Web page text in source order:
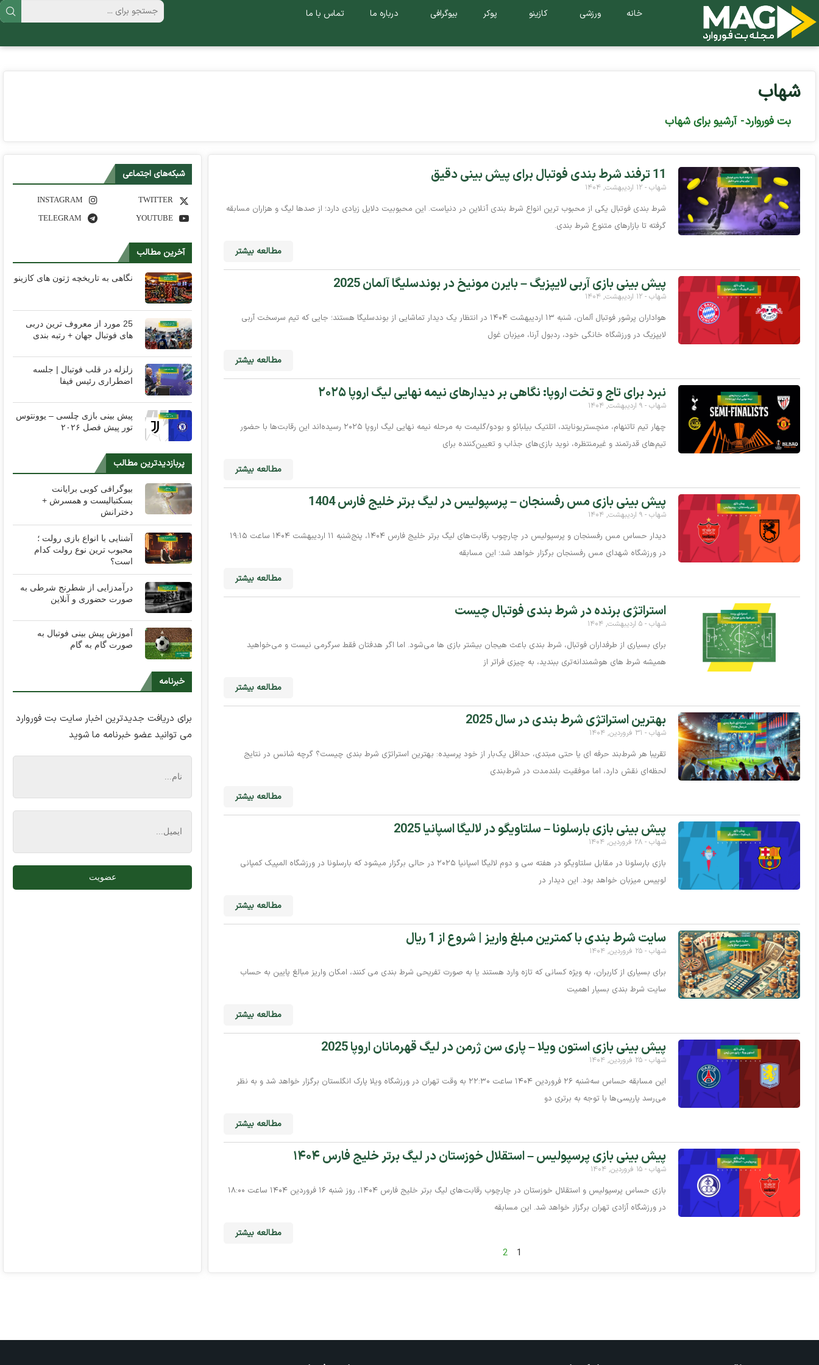
خانه ورزشی کازینو پوکر بیوگرافی درباره ما تماس با ما
شهاب
بت فوروارد- آرشیو برای شهاب
11 ترفند شرط بندی فوتبال برای پیش بینی دقیق
شهاب
شرط بندی فوتبال یکی از محبوب‌ ترین انواع شرط‌ بندی آنلاین در دنیاست. این محبوبیت دلایل زیادی دارد؛ از صدها لیگ و هزاران مسابقه
گرفته تا بازارهای متنوع شرط‌ بندی.
مطالعه بیشتر
پیش بینی بازی آر‌بی لایپزیگ – بایرن مونیخ در بوندسلیگا آلمان 2025
شهاب
هواداران پرشور فوتبال آلمان، شنبه ۱۳ اردیبهشت ۱۴۰۴ در انتظار یک دیدار تماشایی از بوندسلیگا هستند؛ جایی که تیم سرسخت آر‌بی
لایپزیگ در ورزشگاه خانگی خود، ردبول آرنا، میزبان غول
مطالعه بیشتر
نبرد برای تاج و تخت اروپا: نگاهی بر دیدارهای نیمه نهایی لیگ اروپا ۲۰۲۵
شهاب
چهار تیم تاتنهام، منچستریونایتد، اتلتیک بیلبائو و بودو/گلیمت به مرحله نیمه نهایی لیگ اروپا ۲۰۲۵ رسیده‌اند این رقابت‌ها با حضور
تیم‌های قدرتمند و غیرمنتظره، نوید بازی‌های جذاب و تعیین‌کننده برای
مطالعه بیشتر
پیش‌ بینی بازی مس رفسنجان – پرسپولیس در لیگ برتر خلیج فارس 1404
شهاب
دیدار حساس مس رفسنجان و پرسپولیس در چارچوب رقابت‌های لیگ برتر خلیج فارس ۱۴۰۴، پنج‌شنبه ۱۱ اردیبهشت ۱۴۰۴ ساعت ۱۹:۱۵
در ورزشگاه شهدای مس رفسنجان برگزار خواهد شد؛ این مسابقه
مطالعه بیشتر
استراتژی برنده در شرط بندی فوتبال چیست
شهاب
برای بسیاری از طرفداران فوتبال، شرط‌ بندی باعث هیجان بیشتر بازی‌ ها می‌شود. اما اگر هدفتان فقط سرگرمی نیست و می‌خواهید
همیشه شرط‌ های هوشمندانه‌تری ببندید، به چیزی فراتر از
مطالعه بیشتر
بهترین استراتژی شرط بندی در سال 2025
شهاب
تقریبا هر شرط‌بند حرفه‌ ای یا حتی مبتدی، حداقل یک‌بار از خود پرسیده: بهترین استراتژی شرط بندی چیست؟ گرچه شانس در نتایج
لحظه‌ای نقش دارد، اما موفقیت بلندمدت در شرط‌بندی
مطالعه بیشتر
پیش بینی بازی بارسلونا – سلتاویگو در لالیگا اسپانیا 2025
شهاب
بازی بارسلونا در مقابل سلتاویگو در هفته سی و دوم لالیگا اسپانیا ۲۰۲۵ در حالی برگزار میشود که بارسلونا در ورزشگاه المپیک کمپانی
لوییس میزبان خواهد بود. این دیدار در
مطالعه بیشتر
سایت شرط بندی با کمترین مبلغ واریز | شروع از 1 ریال
شهاب
برای بسیاری از کاربران، به‌ ویژه کسانی که تازه‌ وارد هستند یا به‌ صورت تفریحی شرط‌ بندی می‌ کنند، امکان واریز مبالغ پایین به حساب
سایت شرط‌ بندی بسیار اهمیت
مطالعه بیشتر
پیش‌ بینی بازی استون ویلا – پاری سن ژرمن در لیگ قهرمانان اروپا 2025
شهاب
این مسابقه حساس سه‌شنبه ۲۶ فروردین ۱۴۰۴ ساعت ۲۲:۳۰ به وقت تهران در ورزشگاه ویلا پارک انگلستان برگزار خواهد شد و به نظر
می‌رسد پاریسی‌ها با توجه به برتری دو
مطالعه بیشتر
پیش‌ بینی بازی پرسپولیس – استقلال خوزستان در لیگ برتر خلیج فارس ۱۴۰۴
شهاب
بازی حساس پرسپولیس و استقلال خوزستان در چارچوب رقابت‌های لیگ برتر خلیج فارس ۱۴۰۴، روز شنبه ۱۶ فروردین ۱۴۰۴ ساعت ۱۸:۰۰
در ورزشگاه آزادی تهران برگزار خواهد شد. این مسابقه
مطالعه بیشتر
1
2
شبکه‌های اجتماعی
TWITTER
INSTAGRAM
YOUTUBE
TELEGRAM
آخرین مطالب
نگاهی به تاریخچه ژتون های کازینو
25 مورد از معروف ترین دربی
های فوتبال جهان + رتبه بندی
زلزله در قلب فوتبال | جلسه
اضطراری رئیس فیفا
پیش بینی بازی چلسی – یوونتوس
تور پیش فصل ۲۰۲۶
پربازدیدترین مطالب
بیوگرافی کوبی برایانت
بسکتبالیست و همسرش +
دخترانش
آشنایی با انواع بازی رولت ؛
محبوب ترین نوع رولت کدام
است؟
درآمدزایی از شطرنج شرطی به
صورت حضوری و آنلاین
آموزش پیش بینی فوتبال به
صورت گام به گام
خبرنامه
برای دریافت جدیدترین اخبار سایت بت فوروارد
می توانید عضو خبرنامه ما شوید